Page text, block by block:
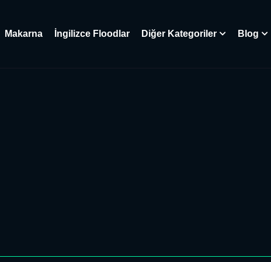
Makarna İngilizce Floodlar Diğer Kategoriler Blog